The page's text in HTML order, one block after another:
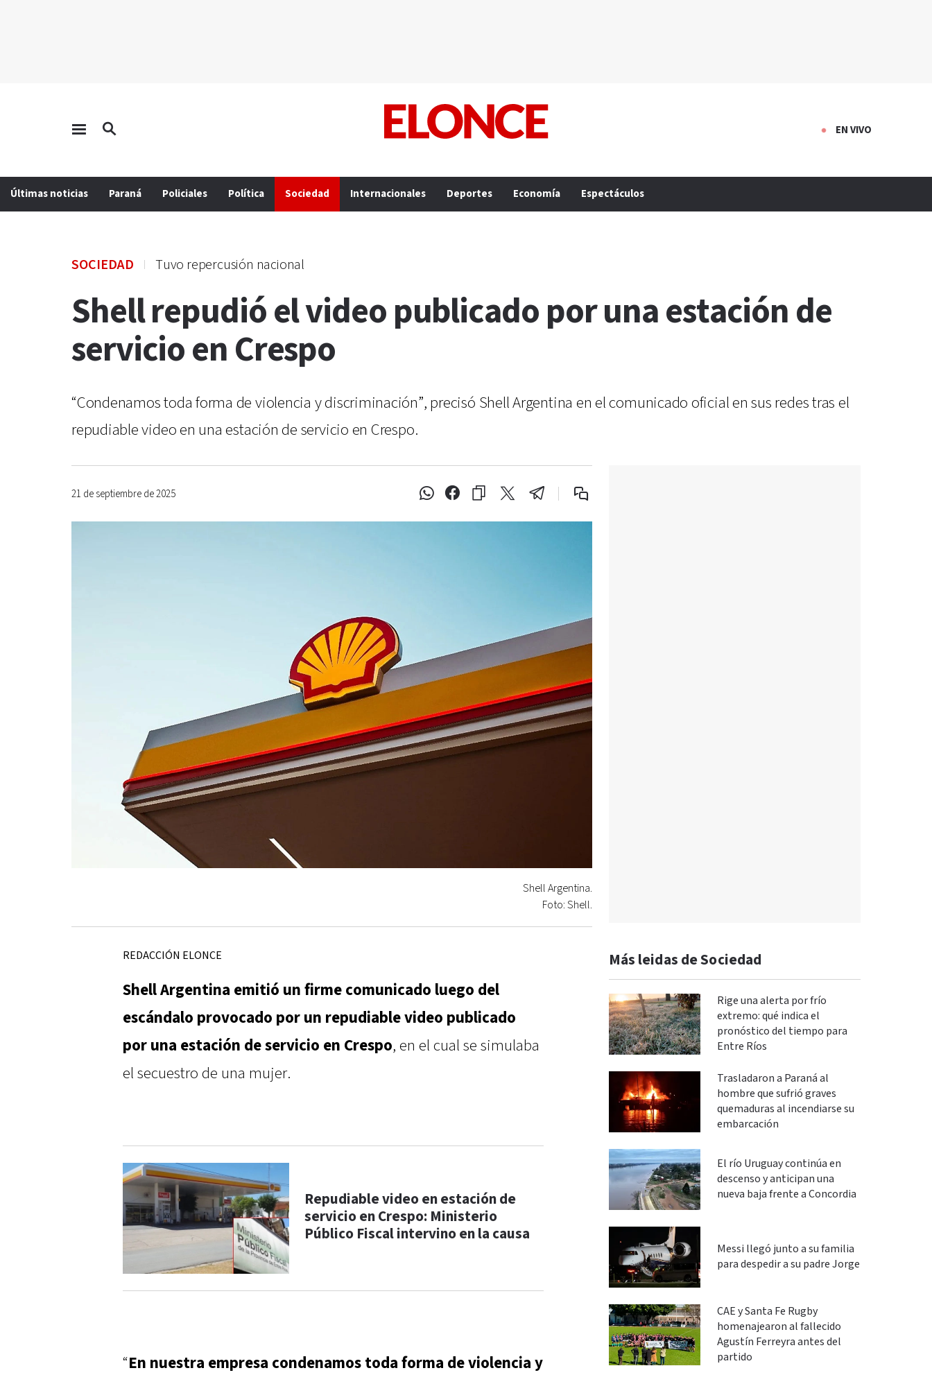
EN VIVO
Últimas noticias Paraná Policiales Política Sociedad Internacionales Deportes Economía Espectáculos
SOCIEDAD Tuvo repercusión nacional
Shell repudió el video publicado por una estación de
servicio en Crespo
“Condenamos toda forma de violencia y discriminación”, precisó Shell Argentina en el comunicado oficial en sus redes tras el
repudiable video en una estación de servicio en Crespo.
21 de septiembre de 2025
Shell Argentina.
Foto: Shell.
REDACCIÓN ELONCE
Shell Argentina emitió un firme comunicado luego del
escándalo provocado por un repudiable video publicado
por una estación de servicio en Crespo, en el cual se simulaba
el secuestro de una mujer.
Repudiable video en estación de
servicio en Crespo: Ministerio
Público Fiscal intervino en la causa
“En nuestra empresa condenamos toda forma de violencia y
Más leidas de Sociedad
Rige una alerta por frío
extremo: qué indica el
pronóstico del tiempo para
Entre Ríos
Trasladaron a Paraná al
hombre que sufrió graves
quemaduras al incendiarse su
embarcación
El río Uruguay continúa en
descenso y anticipan una
nueva baja frente a Concordia
Messi llegó junto a su familia
para despedir a su padre Jorge
CAE y Santa Fe Rugby
homenajearon al fallecido
Agustín Ferreyra antes del
partido